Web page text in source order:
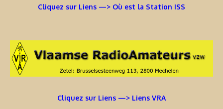
Cliquez sur Liens —> Où est la Station ISS
Cliquez sur Liens —> Liens VRA